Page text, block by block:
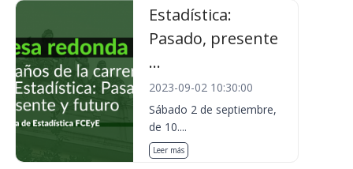
Estadística:
Pasado, presente
...
2023-09-02 10:30:00
Sábado 2 de septiembre,
de 10....
Leer más